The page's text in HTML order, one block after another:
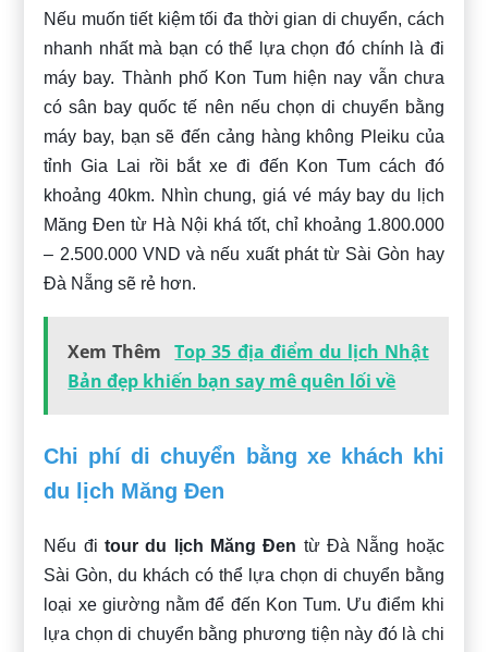
Nếu muốn tiết kiệm tối đa thời gian di chuyển, cách
nhanh nhất mà bạn có thể lựa chọn đó chính là đi
máy bay. Thành phố Kon Tum hiện nay vẫn chưa
có sân bay quốc tế nên nếu chọn di chuyển bằng
máy bay, bạn sẽ đến cảng hàng không Pleiku của
tỉnh Gia Lai rồi bắt xe đi đến Kon Tum cách đó
khoảng 40km. Nhìn chung, giá vé máy bay du lịch
Măng Đen từ Hà Nội khá tốt, chỉ khoảng 1.800.000
– 2.500.000 VND và nếu xuất phát từ Sài Gòn hay
Đà Nẵng sẽ rẻ hơn.
Xem Thêm
Top 35 địa điểm du lịch Nhật
Bản đẹp khiến bạn say mê quên lối về
Chi phí di chuyển bằng xe khách khi
du lịch Măng Đen
Nếu đi tour du lịch Măng Đen từ Đà Nẵng hoặc
Sài Gòn, du khách có thể lựa chọn di chuyển bằng
loại xe giường nằm để đến Kon Tum. Ưu điểm khi
lựa chọn di chuyển bằng phương tiện này đó là chi